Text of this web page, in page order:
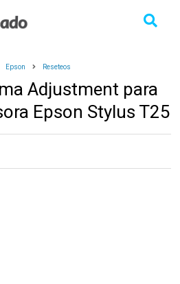
Epson Reseteos
Adjustment para
Epson Stylus T25